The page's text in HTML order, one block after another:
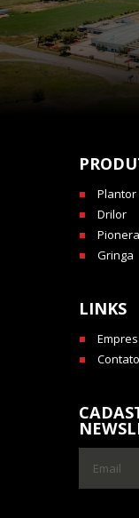
Plantor
Drilor
Pionera
Gringa
LINKS
Contato